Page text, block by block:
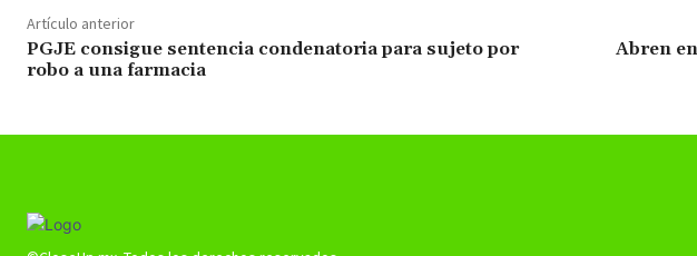
Artículo anterior
PGJE consigue sentencia condenatoria para sujeto por
robo a una farmacia
Abren